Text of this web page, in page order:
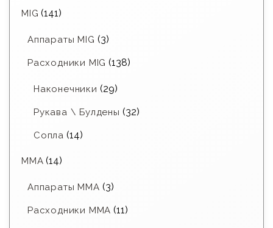
MIG (141)
Аппараты MIG (3)
Расходники MIG (138)
Наконечники (29)
Рукава \ Булдены (32)
Сопла (14)
MMA (14)
Аппараты MMA (3)
Расходники ММА (11)